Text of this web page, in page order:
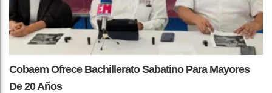
Cobaem Ofrece Bachillerato Sabatino Para Mayores
De 20 Años